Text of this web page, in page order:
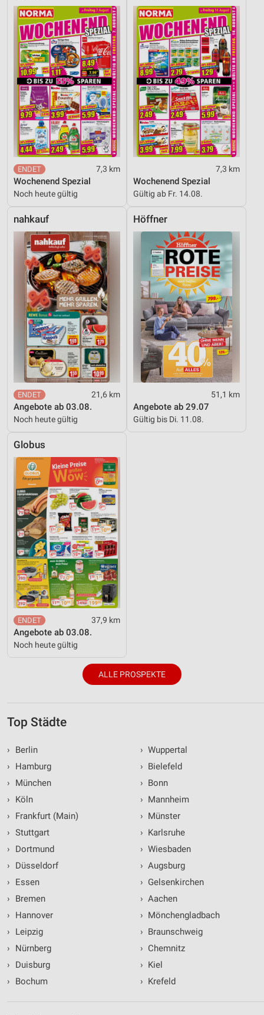
7,3 km
Wochenend Spezial
Noch heute gültig
7,3 km
Wochenend Spezial
Gültig ab Fr. 14.08.
nahkauf
21,6 km
Angebote ab 03.08.
Noch heute gültig
Höffner
51,1 km
Angebote ab 29.07
Gültig bis Di. 11.08.
Globus
37,9 km
Angebote ab 03.08.
Noch heute gültig
ALLE PROSPEKTE
Top Städte
›
Berlin
›
Hamburg
›
München
›
Köln
›
Frankfurt (Main)
› Stuttgart
›
Dortmund
›
Düsseldorf
›
Essen
›
Bremen
›
Hannover
›
Leipzig
›
Nürnberg
›
Duisburg
›
Bochum
› Wuppertal
› Bielefeld
› Bonn
› Mannheim
› Münster
› Karlsruhe
› Wiesbaden
› Augsburg
› Gelsenkirchen
› Aachen
› Mönchengladbach
› Braunschweig
› Chemnitz
› Kiel
› Krefeld